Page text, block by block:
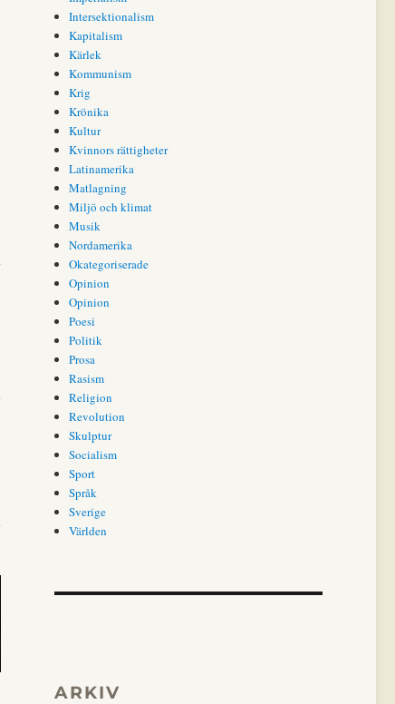
Intersektionalism
Kapitalism
Kärlek
Kommunism
Krig
Krönika
Kultur
Kvinnors rättigheter
Latinamerika
Matlagning
Miljö och klimat
Musik
Nordamerika
Okategoriserade
Opinion
Opinion
Poesi
Politik
Prosa
Rasism
Religion
Revolution
Skulptur
Socialism
Sport
Språk
Sverige
Världen
ARKIV